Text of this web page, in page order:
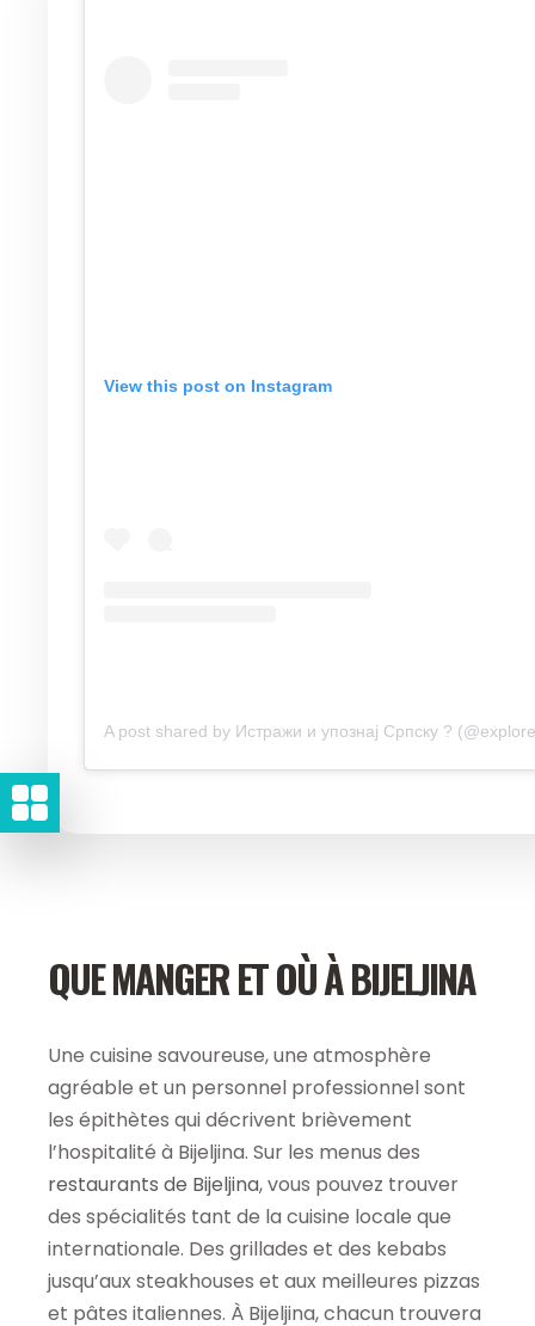
View this post on Instagram
A post shared by Истражи и упознај Српску ?
QUE MANGER ET OÙ À BIJELJINA
Une cuisine savoureuse, une atmosphère
agréable et un personnel professionnel sont
les épithètes qui décrivent brièvement
l’hospitalité à Bijeljina. Sur les menus des
restaurants de Bijeljina, vous pouvez trouver
des spécialités tant de la cuisine locale que
internationale. Des grillades et des kebabs
jusqu’aux steakhouses et aux meilleures pizzas
et pâtes italiennes. À Bijeljina, chacun trouvera